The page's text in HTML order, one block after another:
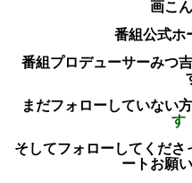
画こ
番組公式ホ
番組プロデューサーみつ
まだフォローしていない方
す
そしてフォローしてくださ
ートお願